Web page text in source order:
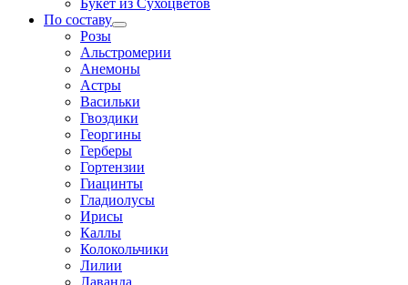
Букет из Сухоцветов
По составу
Розы
Альстромерии
Анемоны
Астры
Васильки
Гвоздики
Георгины
Герберы
Гортензии
Гиацинты
Гладиолусы
Ирисы
Каллы
Колокольчики
Лилии